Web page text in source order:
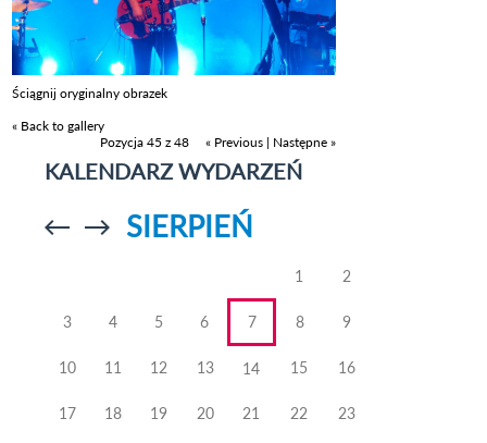
Ściągnij oryginalny obrazek
« Back to gallery
Pozycja 45 z 48
« Previous | Następne »
KALENDARZ WYDARZEŃ
Przejdź doPrzejdź do
SIERPIEŃ
1 2
3 4 5 6 7 8 9
10 11 12 13 14 15 16
17 18 19 20 21 22 23